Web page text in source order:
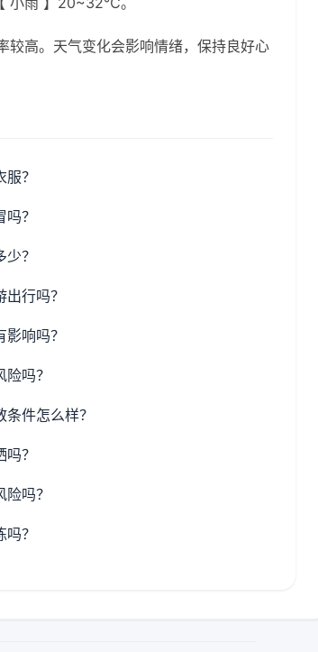
较高。天气变化会影响情绪，保持良好心
？
？
？
行吗？
响吗？
吗？
件怎么样？
？
吗？
？